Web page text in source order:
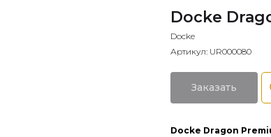
Docke
Docke
Артикул: UR000080
Заказать
Docke Dragon